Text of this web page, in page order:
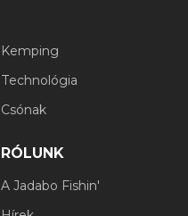
Kemping
Technológia
Csónak
RÓLUNK
A Jadabo Fishin'